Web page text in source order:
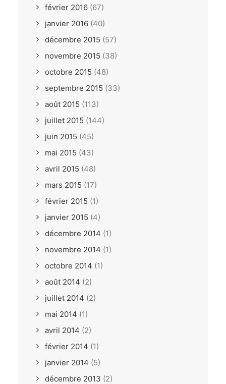
février 2016 (67)
janvier 2016 (40)
décembre 2015 (57)
novembre 2015 (38)
octobre 2015 (48)
septembre 2015 (33)
août 2015 (113)
juillet 2015 (144)
juin 2015 (45)
mai 2015 (43)
avril 2015 (48)
mars 2015 (17)
février 2015 (1)
janvier 2015 (4)
décembre 2014 (1)
novembre 2014 (1)
octobre 2014 (1)
août 2014 (2)
juillet 2014 (2)
mai 2014 (1)
avril 2014 (2)
février 2014 (1)
janvier 2014 (5)
décembre 2013 (2)